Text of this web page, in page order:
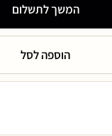
המשך לתשלום
הוספה לסל